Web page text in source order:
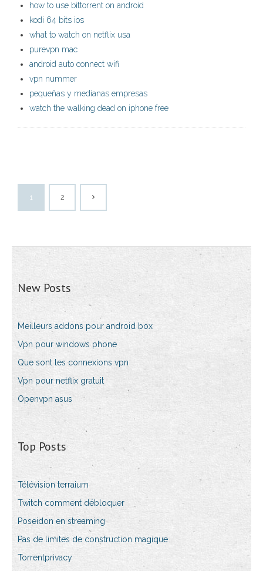
how to use bittorrent on android
kodi 64 bits ios
what to watch on netflix usa
purevpn mac
android auto connect wifi
vpn nummer
pequeñas y medianas empresas
watch the walking dead on iphone free
1 2
New Posts
Meilleurs addons pour android box
Vpn pour windows phone
Que sont les connexions vpn
Vpn pour netflix gratuit
Openvpn asus
Top Posts
Télévision terraium
Twitch comment débloquer
Poseidon en streaming
Pas de limites de construction magique
Torrentprivacy